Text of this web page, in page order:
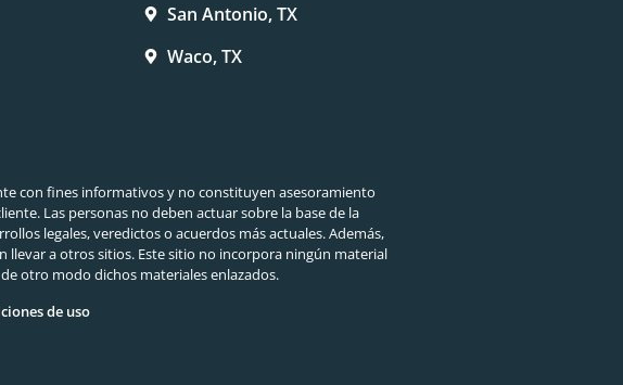
San Antonio, TX
Waco, TX
con fines informativos y no constituyen asesoramiento
Las personas no deben actuar sobre la base de la
legales, veredictos o acuerdos más actuales. Además,
llevar a otros sitios. Este sitio no incorpora ningún material
otro modo dichos materiales enlazados.
de uso